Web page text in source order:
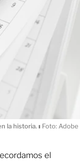
la historia. ı Foto: Adobe
el